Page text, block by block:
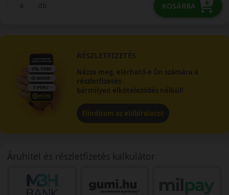
db KOSÁRBA
RÉSZLETFIZETÉS
Nézze meg, elérhető-e Ön számára a
részletfizetés
bármilyen elköteleződés nélkül!
Elindítom az előbírálatot
Áruhitel és részletfizetés kalkulátor